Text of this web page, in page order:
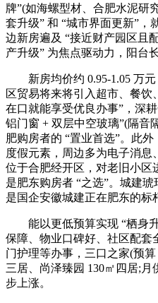
牌”(如海螺型材、合肥水泥研
套升级” 和 “城市界面更新”，
边新房遍及 “接近财产园区且
产升级” 为焦点驱动力，阳台长
新房均价约 0.95-1.05 万元
区贸易将来将引入超市、餐饮
在口就能享受优良办事”，深
铝门窗 + 双层中空玻璃”(隔音
肥购房者的 “置业首选”。此
度假元素，周边多为电子消
位于合肥经开区，对老旧小区
是肥东购房者 “之选”。城建
是国企安徽城建正在肥东的标
能以更低预算实现 “栖身升
保障、物业口碑好、社区配套
门护理等办事，三口之家(预算
三居、尚泽臻园 130㎡四居;月
步上涨。